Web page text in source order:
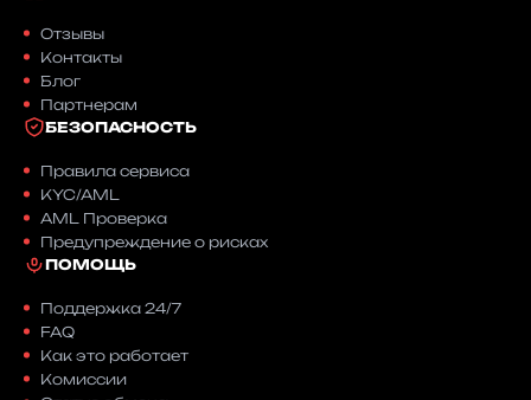
Отзывы
Контакты
Блог
Партнерам
БЕЗОПАСНОСТЬ
Правила сервиса
KYC/AML
AML Проверка
Предупреждение о рисках
ПОМОЩЬ
Поддержка 24/7
FAQ
Как это работает
Комиссии